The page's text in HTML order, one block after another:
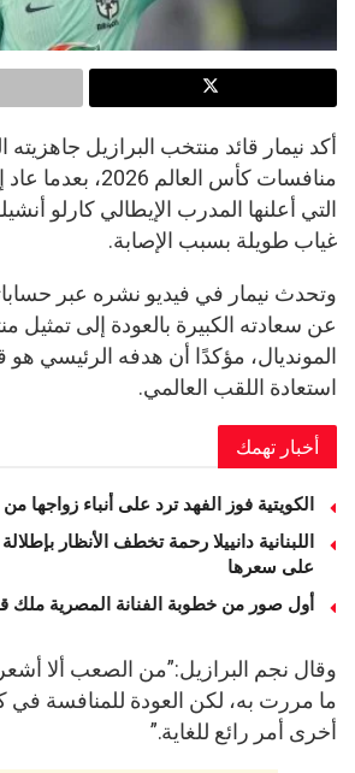
أكد نيمار قائد منتخب البرازيل
منافسات كأس العالم
التي أعلنها المدرب الإيطالي كارلو
غياب طويلة بسبب الإصابة.
وتحدث نيمار في فيديو نشره عبر
عن سعادته الكبيرة بالعودة إلى تمثيل
المونديال، مؤكدًا أن هدفه الرئيسي هو
استعادة اللقب العالمي.
أخبار تهمك
الكويتية فوز الفهد ترد على أنباء زواجها
اللبنانية دانييلا رحمة تخطف الأنظار
على سعرها
أول صور من خطوبة الفنانة المصرية ملك
وقال نجم البرازيل:”من الصعب ألا
ما مررت به، لكن العودة للمنافسة في
أخرى أمر رائع للغاية.”